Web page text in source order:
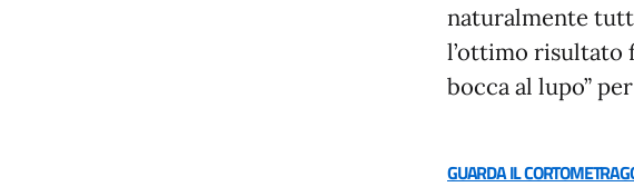
naturalmente
l’ottimo risultato
bocca al lupo”
GUARDA IL